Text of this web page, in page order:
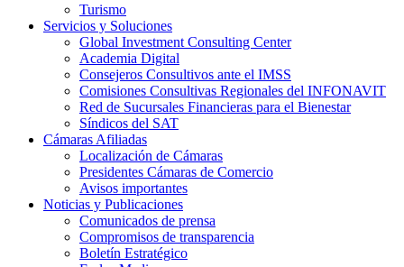
Turismo
Servicios y Soluciones
Global Investment Consulting Center
Academia Digital
Consejeros Consultivos ante el IMSS
Comisiones Consultivas Regionales del INFONAVIT
Red de Sucursales Financieras para el Bienestar
Síndicos del SAT
Cámaras Afiliadas
Localización de Cámaras
Presidentes Cámaras de Comercio
Avisos importantes
Noticias y Publicaciones
Comunicados de prensa
Compromisos de transparencia
Boletín Estratégico